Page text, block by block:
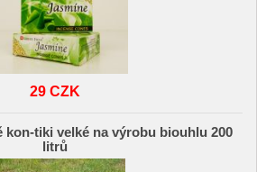
29 CZK
kon-tiki velké na výrobu biouhlu 200
litrů